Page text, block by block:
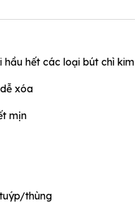
hầu hết các loại bút chì kim
xóa
mịn
thùng